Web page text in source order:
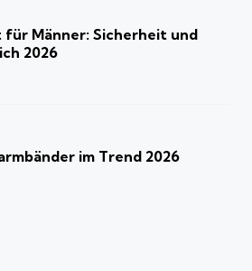
Männer: Sicherheit und
2026
im Trend 2026